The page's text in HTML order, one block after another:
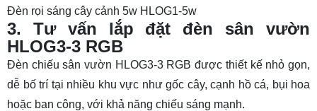
Đèn rọi sáng cây cảnh 5w HLOG1-5w
3. Tư vấn lắp đặt đèn sân vườn
HLOG3-3 RGB
Đèn chiếu sân vườn HLOG3-3 RGB được thiết kế nhỏ gọn,
dễ bố trí tại nhiều khu vực như gốc cây, cạnh hồ cá, bụi hoa
hoặc ban công, với khả năng chiếu sáng mạnh.